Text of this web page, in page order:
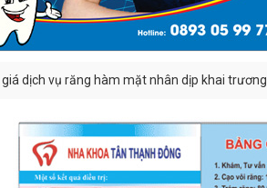
dịch vụ răng hàm mặt nhân dịp khai trương